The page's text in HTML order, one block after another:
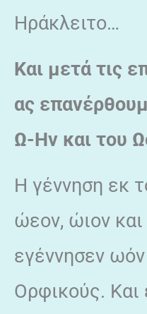
Ηράκλειτο…
Και μετά τις
ας
Ω-Ην και του
Η γέννηση εκ
ώεον, ώιον
εγέννησεν
Ορφικούς. Και